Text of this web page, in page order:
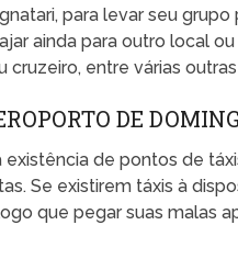
para levar seu grupo
ainda para outro local
entre várias
DE
de pontos de
Se existirem táxis à
que pegar suas malas